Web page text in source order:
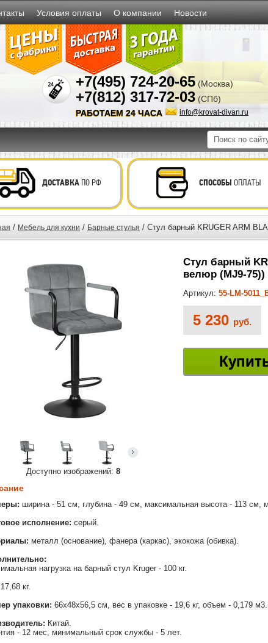
Условия оплаты О компании Новости
+7(495) 724-20-65 (Москва)
+7(812) 317-72-03 (СПб)
info@krovat-divan.ru
РАБОТАЕМ 24 ЧАСА
ДОСТАВКАПО РФ СПОСОБЫ ОПЛАТЫ
/ Мебель для кухни / Барные стулья / Стул барный KRUGER ARM
Доступно изображений: 8
Стул барный
велюр (MJ9-75))
Артикул: 55-LM-
5 230 руб.
ширина - 51 см, глубина - 49 см, максимальная высота - 113 см,
исполнение: серый.
металл (основание), фанера (каркас), экокожа (обивка).
нагрузка на барный стул Kruger - 100 кг.
17,68 кг.
упаковки: 66х48х56,5 см, вес в упаковке - 19,6 кг, объем - 0,179 м3.
Китай.
- 12 мес, минимальный срок службы - 5 лет.